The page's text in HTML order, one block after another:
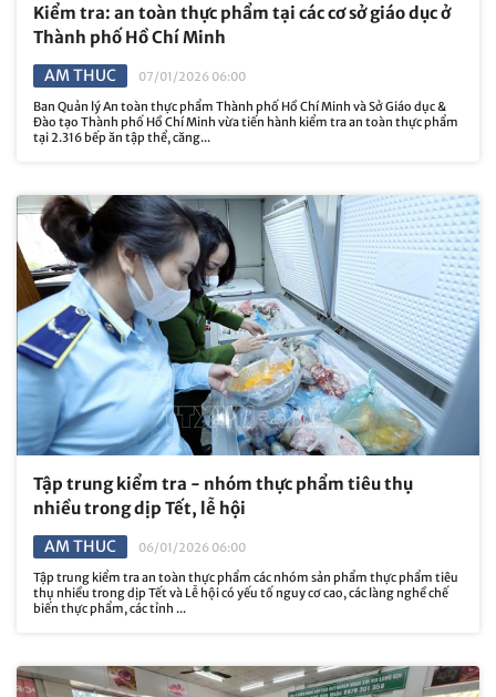
Kiểm tra: an toàn thực phẩm tại các cơ sở giáo dục ở
Thành phố Hồ Chí Minh
AM THUC
07/01/2026 06:00
Ban Quản lý An toàn thực phẩm Thành phố Hồ Chí Minh và Sở Giáo dục &
Đào tạo Thành phố Hồ Chí Minh vừa tiến hành kiểm tra an toàn thực phẩm
tại 2.316 bếp ăn tập thể, căng...
Tập trung kiểm tra - nhóm thực phẩm tiêu thụ
nhiều trong dịp Tết, lễ hội
AM THUC
06/01/2026 06:00
Tập trung kiểm tra an toàn thực phẩm các nhóm sản phẩm thực phẩm tiêu
thụ nhiều trong dịp Tết và Lễ hội có yếu tố nguy cơ cao, các làng nghề chế
biến thực phẩm, các tỉnh ...